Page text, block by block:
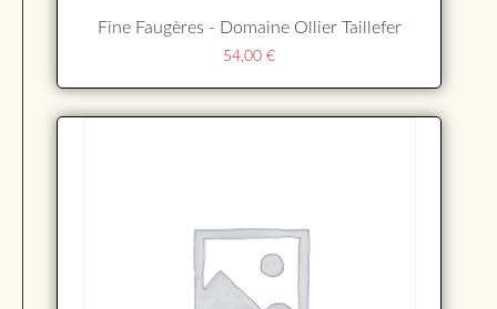
Fine Faugères - Domaine Ollier Taillefer
54,00 €